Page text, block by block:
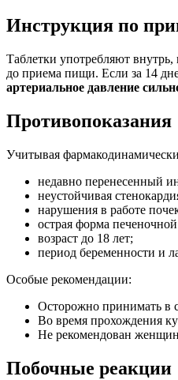
Инструкция по
Таблетки употребляют внутрь,
до приема пищи. Если за 14
артериальное давление
Противопоказания
Учитывая
недавно перенесенный
неустойчивая
нарушения в работе
острая форма
возраст до 18 лет;
период беременности и
Особые рекомендации:
Осторожно принимать в
Во время прохождения
Не рекомендован
Побочные реакции